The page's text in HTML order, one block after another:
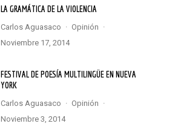
LA GRAMÁTICA DE LA VIOLENCIA
Carlos Aguasaco · Opinión ·
noviembre 17, 2014
FESTIVAL DE POESÍA MULTILINGÜE EN NUEVA
YORK
Carlos Aguasaco · Opinión ·
noviembre 3, 2014